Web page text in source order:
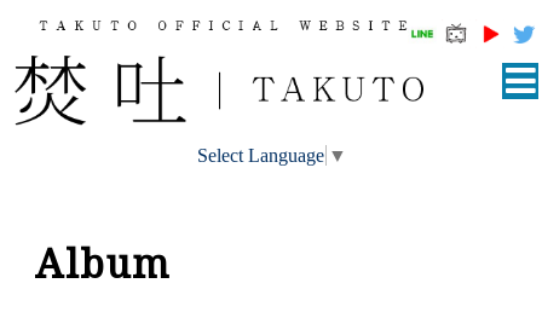
Select Language ▼
Album